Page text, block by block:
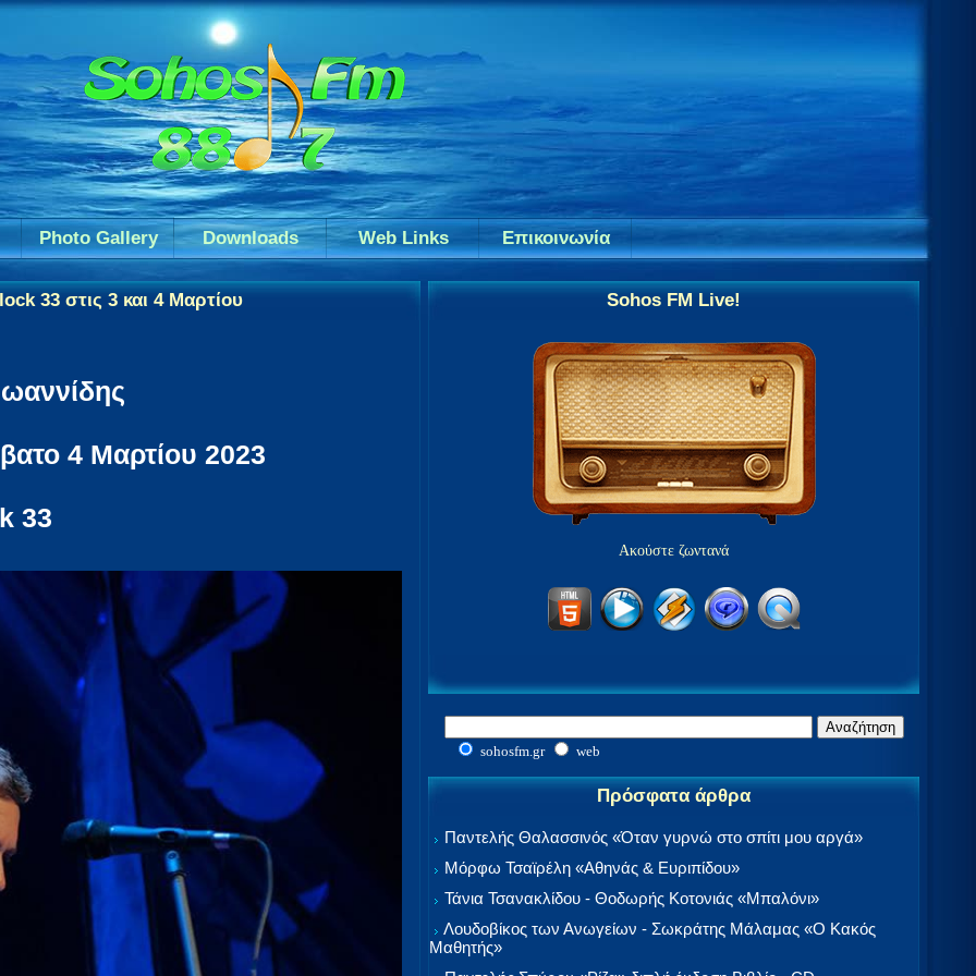
Photo Gallery Downloads Web Links Επικοινωνία
33 στις 3 και 4 Μαρτίου
4 Μαρτίου 2023
33
Sohos FM Live!
Ακούστε ζωντανά
sohosfm.gr web
Πρόσφατα άρθρα
Παντελής Θαλασσινός «Όταν γυρνώ στο σπίτι μου αργά»
Μόρφω Τσαϊρέλη «Αθηνάς & Ευριπίδου»
Τάνια Τσανακλίδου - Θοδωρής Κοτονιάς «Μπαλόνι»
Λουδοβίκος των Ανωγείων - Σωκράτης Μάλαμας «Ο Κακός
Μαθητής»